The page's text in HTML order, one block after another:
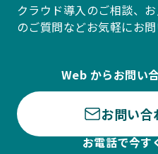
クラウド導入のご相談、
のご質問などお気軽にお問
Web からお問い
お問い合
お電話で今す